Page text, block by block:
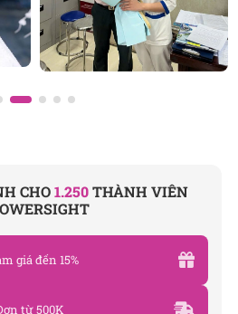
FLOWERSIGHT – Shop
dịch vụ giao nhanh, đúng
một tác phẩm nghệ thuật
chuyên nghiệp, trong đó có
CHO1.250THÀNH VIÊN
giá đến 15%
từ 500K